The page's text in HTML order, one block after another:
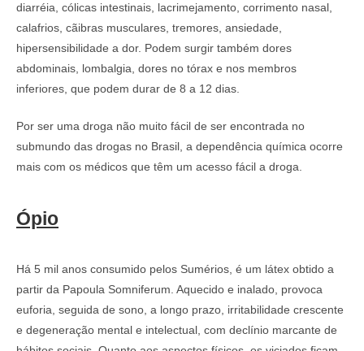
diarréia, cólicas intestinais, lacrimejamento, corrimento nasal,
calafrios, cãibras musculares, tremores, ansiedade,
hipersensibilidade a dor. Podem surgir também dores
abdominais, lombalgia, dores no tórax e nos membros
inferiores, que podem durar de 8 a 12 dias.
Por ser uma droga não muito fácil de ser encontrada no
submundo das drogas no Brasil, a dependência química ocorre
mais com os médicos que têm um acesso fácil a droga.
Ópio
Há 5 mil anos consumido pelos Sumérios, é um látex obtido a
partir da Papoula Somniferum. Aquecido e inalado, provoca
euforia, seguida de sono, a longo prazo, irritabilidade crescente
e degeneração mental e intelectual, com declínio marcante de